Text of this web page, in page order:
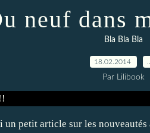
neuf dans
Bla Bla Bla
18.02.2014
Par Lilibook
petit article sur les